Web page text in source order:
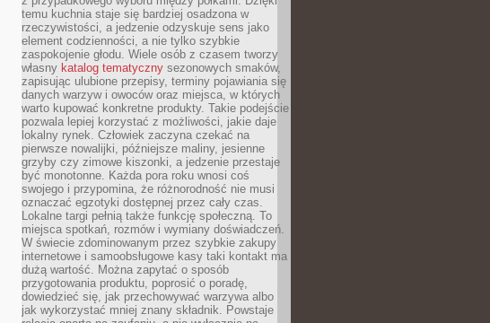
temu kuchnia staje się bardziej osadzona w
rzeczywistości, a jedzenie odzyskuje sens jako
element codzienności, a nie tylko szybkie
zaspokojenie głodu. Wiele osób z czasem tworzy
własny katalog tematyczny sezonowych smaków,
zapisując ulubione przepisy, terminy pojawiania się
danych warzyw i owoców oraz miejsca, w których
warto kupować konkretne produkty. Takie podejście
pozwala lepiej korzystać z możliwości, jakie daje
lokalny rynek. Człowiek zaczyna czekać na
pierwsze nowalijki, późniejsze maliny, jesienne
grzyby czy zimowe kiszonki, a jedzenie przestaje
być monotonne. Każda pora roku wnosi coś
swojego i przypomina, że różnorodność nie musi
oznaczać egzotyki dostępnej przez cały czas.
Lokalne targi pełnią także funkcję społeczną. To
miejsca spotkań, rozmów i wymiany doświadczeń.
W świecie zdominowanym przez szybkie zakupy
internetowe i samoobsługowe kasy taki kontakt ma
dużą wartość. Można zapytać o sposób
przygotowania produktu, poprosić o poradę,
dowiedzieć się, jak przechowywać warzywa albo
jak wykorzystać mniej znany składnik. Powstaje